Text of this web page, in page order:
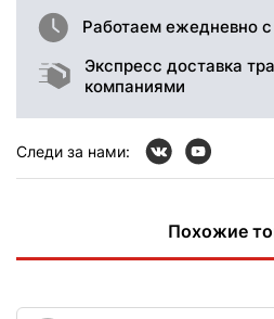
Работаем ежедневно
Экспресс доставка
компаниями
Следи за нами:
Похожие